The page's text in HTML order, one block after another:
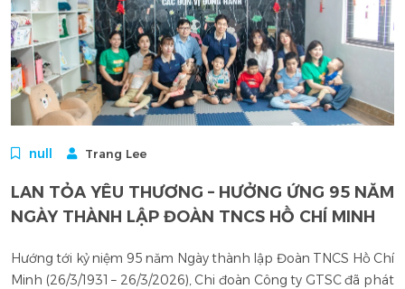
null Trang Lee
LAN TỎA YÊU THƯƠNG – HƯỞNG ỨNG 95 NĂM
NGÀY THÀNH LẬP ĐOÀN TNCS HỒ CHÍ MINH
Hướng tới kỷ niệm 95 năm Ngày thành lập Đoàn TNCS Hồ Chí
Minh (26/3/1931 – 26/3/2026), Chi đoàn Công ty GTSC đã phát